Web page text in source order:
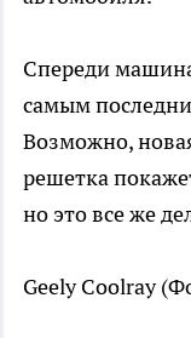
Спереди
самым
Возможно,
решетка
но это все же
Geely Coolray